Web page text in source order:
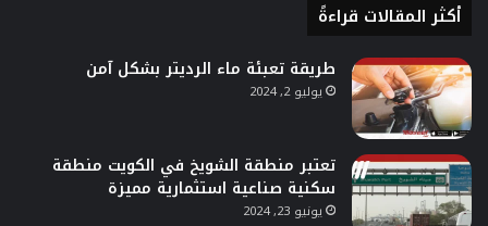
أكثر المقالات قراءةً
طريقة تعبئة ماء الرديتر بشكل آمن
يوليو 2, 2024
تعتبر منطقة الشويخ في الكويت منطقة
سكنية صناعية استثمارية مميزة
يونيو 23, 2024